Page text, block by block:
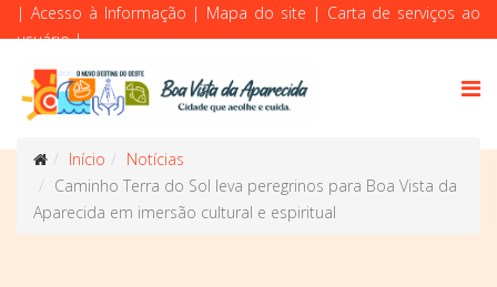
| Acesso à Informação | Mapa do site | Carta de serviços ao
usuário|
Início
Notícias
Caminho Terra do Sol leva peregrinos para Boa Vista da
Aparecida em imersão cultural e espiritual